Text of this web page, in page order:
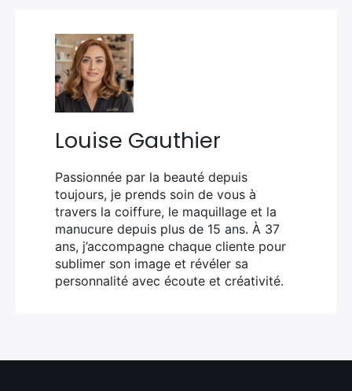
Louise Gauthier
Passionnée par la beauté depuis
toujours, je prends soin de vous à
travers la coiffure, le maquillage et la
manucure depuis plus de 15 ans. À 37
ans, j’accompagne chaque cliente pour
sublimer son image et révéler sa
personnalité avec écoute et créativité.